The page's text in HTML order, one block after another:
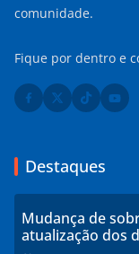
comunidade.
Fique por dentro e
Destaques
Mudança de
atualização dos